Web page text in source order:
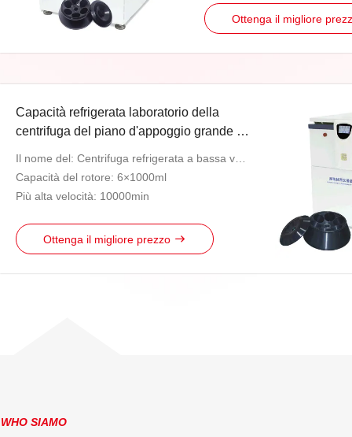
Ottenga il migliore
Capacità refrigerata laboratorio della
centrifuga del piano d'appoggio grande a
Capacità del rotore: 6×1000ml
Più alta velocità: 10000min
Ottenga il migliore prezzo
WHO SIAMO